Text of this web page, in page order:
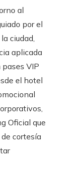
al
por el
ciudad,
aplicada
VIP
el hotel
Oficial que
cortesía